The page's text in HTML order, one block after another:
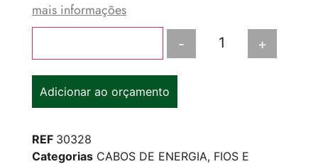
mais informações
- +
Adicionar ao orçamento
REF 30328
Categorias CABOS DE ENERGIA, FIOS E